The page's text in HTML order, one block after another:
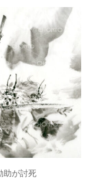
助が討死